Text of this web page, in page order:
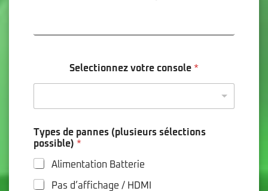
Selectionnez votre console *
Types de pannes (plusieurs sélections
possible) *
Alimentation Batterie
Pas d’affichage / HDMI